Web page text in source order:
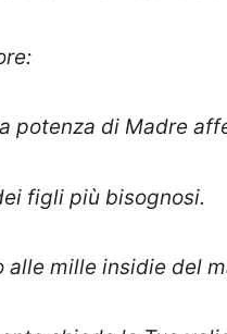
potenza di Madre
figli più bisognosi.
alle mille insidie del